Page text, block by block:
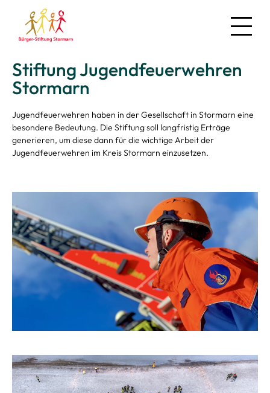
News
Über uns
Regionales
Projekte
Mitmachen
Kontakt
Stiftung Jugendfeuerwehren
Stormarn
Jugendfeuerwehren haben in der Gesellschaft in Stormarn eine
besondere Bedeutung. Die Stiftung soll langfristig Erträge
generieren, um diese dann für die wichtige Arbeit der
Jugendfeuerwehren im Kreis Stormarn einzusetzen.